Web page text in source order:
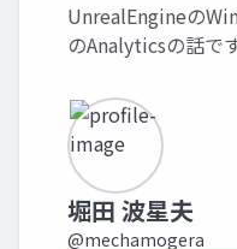
UnrealEngineの
のAnalyticsの話で
堀田 波星夫
@mechamogera